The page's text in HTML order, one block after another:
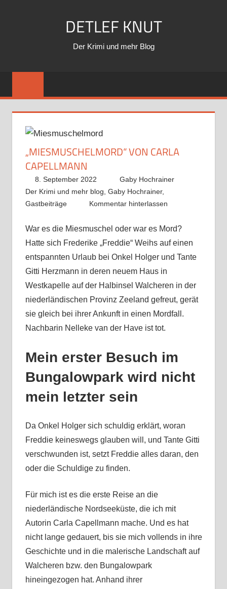
DETLEF KNUT
Der Krimi und mehr Blog
„MIESMUSCHELMORD“ VON CARLA
CAPELLMANN
8. September 2022
Gaby Hochrainer
Der Krimi und mehr blog, Gaby Hochrainer,
Gastbeiträge
Kommentar hinterlassen
War es die Miesmuschel oder war es Mord?
Hatte sich Frederike „Freddie“ Weihs auf einen
entspannten Urlaub bei Onkel Holger und Tante
Gitti Herzmann in deren neuem Haus in
Westkapelle auf der Halbinsel Walcheren in der
niederländischen Provinz Zeeland gefreut, gerät
sie gleich bei ihrer Ankunft in einen Mordfall.
Nachbarin Nelleke van der Have ist tot.
Mein erster Besuch im
Bungalowpark wird nicht
mein letzter sein
Da Onkel Holger sich schuldig erklärt, woran
Freddie keineswegs glauben will, und Tante Gitti
verschwunden ist, setzt Freddie alles daran, den
oder die Schuldige zu finden.
Für mich ist es die erste Reise an die
niederländische Nordseeküste, die ich mit
Autorin Carla Capellmann mache. Und es hat
nicht lange gedauert, bis sie mich vollends in ihre
Geschichte und in die malerische Landschaft auf
Walcheren bzw. den Bungalowpark
hineingezogen hat. Anhand ihrer